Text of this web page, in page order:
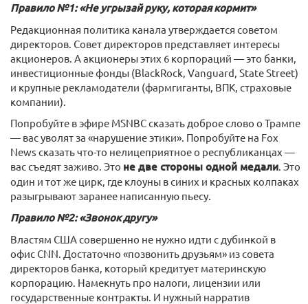
Правило №1: «Не угрызай руку, которая кормит»
Редакционная политика канала утверждается советом
директоров. Совет директоров представляет интересы
акционеров. А акционеры этих 6 корпораций — это банки,
инвестиционные фонды (BlackRock, Vanguard, State Street)
и крупные рекламодатели (фармгиганты, ВПК, страховые
компании).
Попробуйте в эфире MSNBC сказать доброе слово о Трампе
— вас уволят за «нарушение этики». Попробуйте на Fox
News сказать что-то нелицеприятное о республиканцах —
вас съедят заживо. Это не две стороны одной медали. Это
один и тот же цирк, где клоуны в синих и красных колпаках
разыгрывают заранее написанную пьесу.
Правило №2: «Звонок другу»
Властям США совершенно не нужно идти с дубинкой в
офис CNN. Достаточно «позвонить друзьям» из совета
директоров банка, который кредитует материнскую
корпорацию. Намекнуть про налоги, лицензии или
государственные контракты. И нужный нарратив